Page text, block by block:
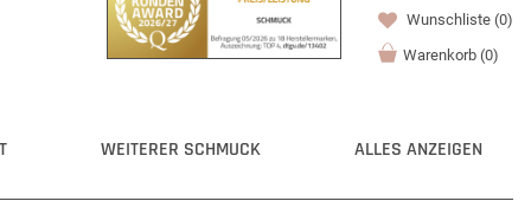
Wunschliste (0)
Warenkorb (0)
WEITERER SCHMUCK ALLES ANZEIGEN